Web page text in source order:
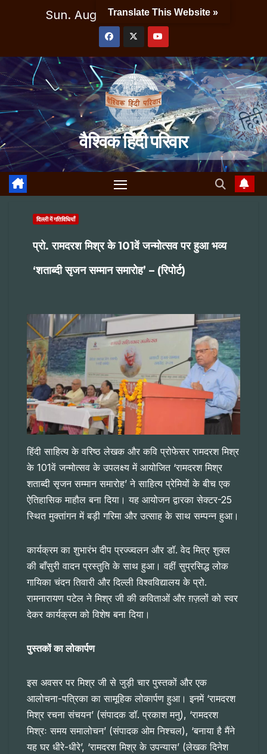
Sun. Aug 9th, 2026 3:27:53 PM
वैश्विक हिंदी परिवार
दिल्ली में गतिविधियाँ
प्रो. रामदरश मिश्र के 101वें जन्मोत्सव पर हुआ भव्य
‘शताब्दी सृजन सम्मान समारोह’ – (रिपोर्ट)
हिंदी साहित्य के वरिष्ठ लेखक और कवि प्रोफेसर रामदरश मिश्र
के 101वें जन्मोत्सव के उपलक्ष्य में आयोजित ‘रामदरश मिश्र
शताब्दी सृजन सम्मान समारोह’ ने साहित्य प्रेमियों के बीच एक
ऐतिहासिक माहौल बना दिया। यह आयोजन द्वारका सेक्टर-25
स्थित मुक्तांगन में बड़ी गरिमा और उत्साह के साथ सम्पन्न हुआ।
कार्यक्रम का शुभारंभ दीप प्रज्ज्वलन और डॉ. वेद मित्र शुक्ल
की बाँसुरी वादन प्रस्तुति के साथ हुआ। वहीं सुप्रसिद्ध लोक
गायिका चंदन तिवारी और दिल्ली विश्वविद्यालय के प्रो.
रामनारायण पटेल ने मिश्र जी की कविताओं और ग़ज़लों को स्वर
देकर कार्यक्रम को विशेष बना दिया।
पुस्तकों का लोकार्पण
इस अवसर पर मिश्र जी से जुड़ी चार पुस्तकों और एक
आलोचना-पत्रिका का सामूहिक लोकार्पण हुआ। इनमें ‘रामदरश
मिश्र रचना संचयन’ (संपादक डॉ. प्रकाश मनु), ‘रामदरश
मिश्रः समय समालोचन’ (संपादक ओम निश्चल), ‘बनाया है मैंने
यह घर धीरे-धीरे’, ‘रामदरश मिश्र के उपन्यास’ (लेखक दिनेश
Translate This Website »